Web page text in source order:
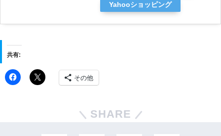
Yahooショッピング
共有:
その他
SHARE